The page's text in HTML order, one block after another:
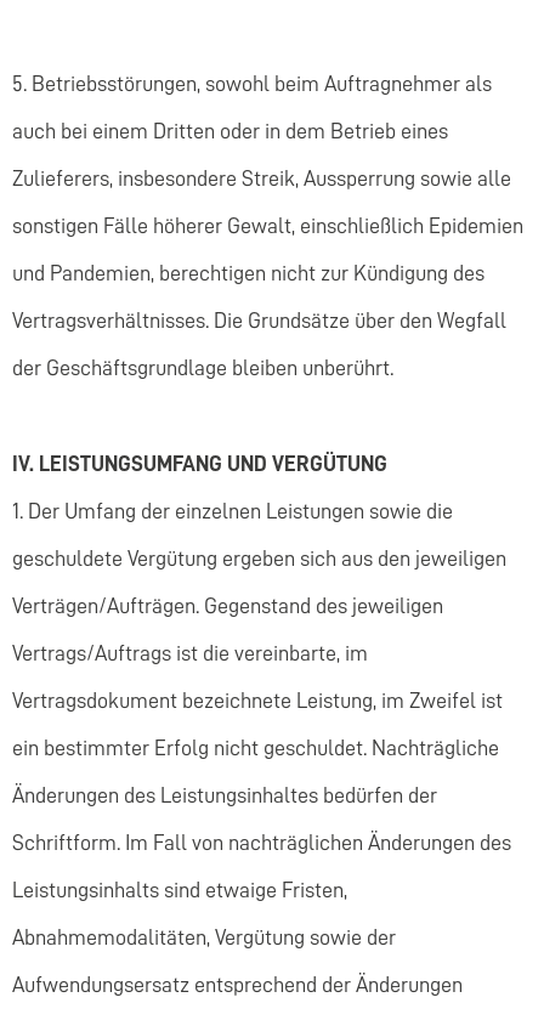
5. Betriebsstörungen, sowohl beim Auftragnehmer als
auch bei einem Dritten oder in dem Betrieb eines
Zulieferers, insbesondere Streik, Aussperrung sowie alle
sonstigen Fälle höherer Gewalt, einschließlich Epidemien
und Pandemien, berechtigen nicht zur Kündigung des
Vertragsverhältnisses. Die Grundsätze über den Wegfall
der Geschäftsgrundlage bleiben unberührt.
IV. LEISTUNGSUMFANG UND VERGÜTUNG
1. Der Umfang der einzelnen Leistungen sowie die
geschuldete Vergütung ergeben sich aus den jeweiligen
Verträgen/Aufträgen. Gegenstand des jeweiligen
Vertrags/Auftrags ist die vereinbarte, im
Vertragsdokument bezeichnete Leistung, im Zweifel ist
ein bestimmter Erfolg nicht geschuldet. Nachträgliche
Änderungen des Leistungsinhaltes bedürfen der
Schriftform. Im Fall von nachträglichen Änderungen des
Leistungsinhalts sind etwaige Fristen,
Abnahmemodalitäten, Vergütung sowie der
Aufwendungsersatz entsprechend der Änderungen